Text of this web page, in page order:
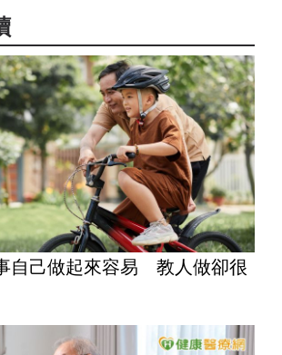
自己做起來容易 教人做卻很